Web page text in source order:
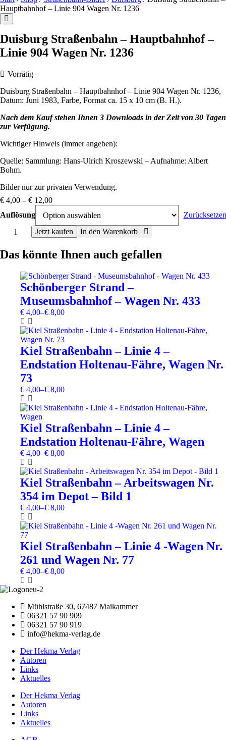
Hauptbahnhof – Linie 904 Wagen Nr. 1236
Duisburg Straßenbahn – Hauptbahnhof –
Linie 904 Wagen Nr. 1236
Vorrätig
Duisburg Straßenbahn – Hauptbahnhof – Linie 904 Wagen Nr. 1236,
Datum: Juni 1983, Farbe, Format ca. 15 x 10 cm (B. H.).
Nach dem Kauf stehen Ihnen 3 Downloads in der Zeit von 30 Tagen
zur Verfügung.
Wichtiger Hinweis (immer angeben):
Quelle: Sammlung: Hans-Ulrich Kroszewski – Aufnahme: Albert
Bohm.
Bilder nur zur privaten Verwendung.
€ 4,00 – € 12,00
Auflösung
Zurücksetzen
Jetzt kaufen
Duisburg
Straßenbahn
Hauptbahnhof
Wagen
Menge
In den Warenkorb
Das könnte Ihnen auch gefallen
Schönberger Strand –
Museumsbahnhof – Wagen Nr. 433
€ 4,00–€ 8,00
Dieses
Produkt
weist
mehrere
Varianten
auf.
Die
Optionen
können
auf
der
Produktseite
gewählt
werden
Kiel Straßenbahn – Linie 4 –
Endstation Holtenau-Fähre, Wagen Nr.
73
€ 4,00–€ 8,00
Dieses
Produkt
weist
mehrere
Varianten
auf.
Die
Optionen
können
auf
der
Produktseite
gewählt
werden
Kiel Straßenbahn – Linie 4 –
Endstation Holtenau-Fähre, Wagen
€ 4,00–€ 8,00
Dieses
Produkt
weist
mehrere
Varianten
auf.
Die
Optionen
können
auf
der
Produktseite
gewählt
werden
Kiel Straßenbahn – Arbeitswagen Nr.
354 im Depot – Bild 1
€ 4,00–€ 8,00
Dieses
Produkt
weist
mehrere
Varianten
auf.
Die
Optionen
können
auf
der
Produktseite
gewählt
werden
Kiel Straßenbahn – Linie 4 -Wagen Nr.
261 und Wagen Nr. 77
€ 4,00–€ 8,00
Dieses
Produkt
weist
mehrere
Varianten
auf.
Die
Optionen
auf
der
Produktseite
gewählt
Mühlstraße 30, 67487 Maikammer
06321 57 90 909
06321 57 90 919
info@hekma-verlag.de
Der Hekma Verlag
Autoren
Links
Aktuelles
Der Hekma Verlag
Autoren
Links
Aktuelles